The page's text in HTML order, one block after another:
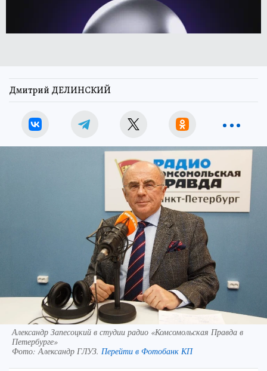
Дмитрий ДЕЛИНСКИЙ
Александр Запесоцкий в студии радио «Комсомольская Правда в
Петербурге»
Фото:Александр ГЛУЗ. Перейти в Фотобанк КП